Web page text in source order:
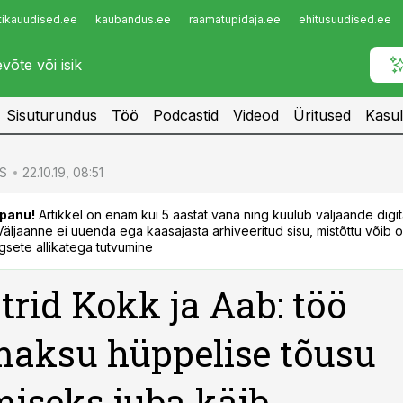
kaubandus.ee raamatupidaja.ee ehitusuudised.ee
Infopank
Sisuturundus Töö Podcastid Videod Üritused
22.10.19, 08:51
Artikkel on enam kui 5 aastat vana ning kuulub väljaande
ei uuenda ega kaasajasta arhiveeritud sisu, mistõttu võib
allikatega tutvumine
Kokk ja Aab: töö
hüppelise tõusu